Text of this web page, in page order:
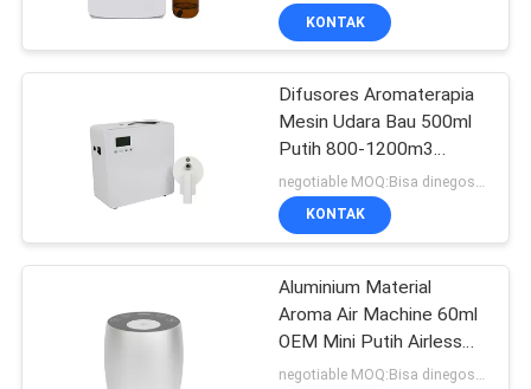
KONTAK
Difusores Aromaterapia
Mesin Udara Bau 500ml
Putih 800-1200m3
Penutup Bau
KONTAK
Aluminium Material
Aroma Air Machine 60ml
OEM Mini Putih Airless
Diffuser